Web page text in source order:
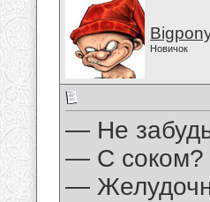
Новичок
— Не
— С соком?
—